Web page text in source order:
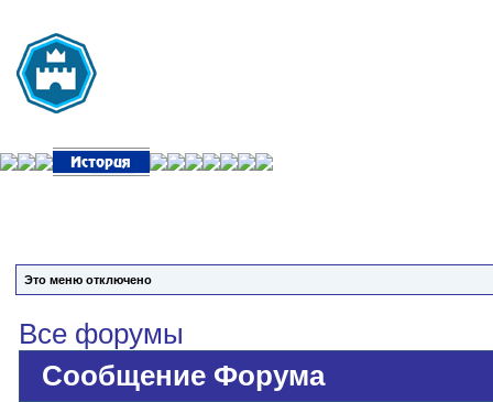
Это меню отключено
Все форумы
Сообщение Форума